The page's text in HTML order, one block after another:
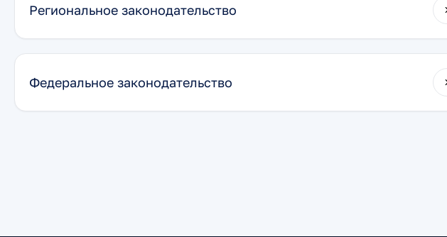
Региональное законодательство
Федеральное законодательство